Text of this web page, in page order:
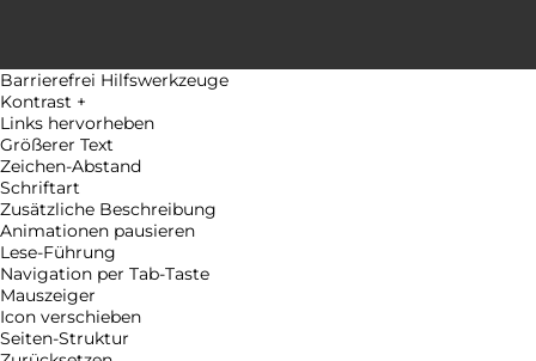
Barrierefrei Hilfswerkzeuge
Kontrast +
Links hervorheben
Größerer Text
Zeichen-Abstand
Schriftart
Zusätzliche Beschreibung
Animationen pausieren
Lese-Führung
Navigation per Tab-Taste
Mauszeiger
Icon verschieben
Seiten-Struktur